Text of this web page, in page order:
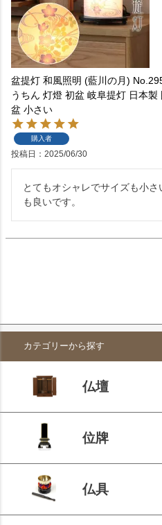
盆提灯 和風照明 (藍川の月)
うちん 灯燈 初盆 岐阜提灯 日本
盆 小さい
購入者
投稿日 2025/06/30
とてもオシャレでサイズも小
も良いです。
カテゴリーから探す
仏壇
位牌
仏具